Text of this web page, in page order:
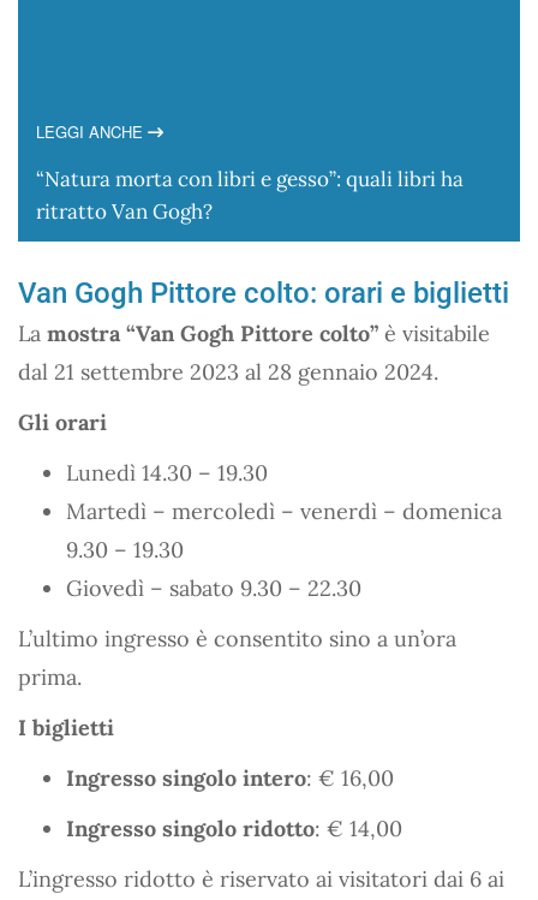
LEGGI ANCHE
“Natura morta con libri e gesso”: quali libri ha
ritratto Van Gogh?
Van Gogh Pittore colto: orari e biglietti
La mostra “Van Gogh Pittore colto” è visitabile
dal 21 settembre 2023 al 28 gennaio 2024.
Gli orari
Lunedì 14.30 – 19.30
Martedì – mercoledì – venerdì – domenica
9.30 – 19.30
Giovedì – sabato 9.30 – 22.30
L’ultimo ingresso è consentito sino a un’ora
prima.
I biglietti
Ingresso singolo intero: € 16,00
Ingresso singolo ridotto: € 14,00
L’ingresso ridotto è riservato ai visitatori dai 6 ai